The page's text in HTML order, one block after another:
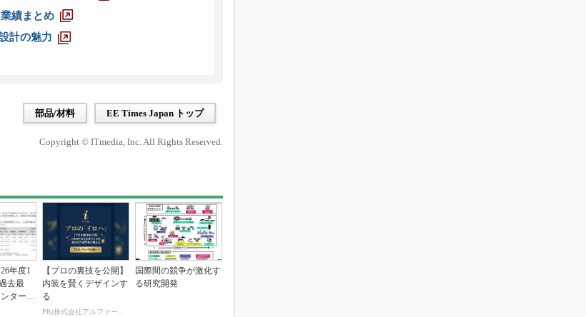
績まとめ
計の魅力
部品/材料 EE Times Japan トップ
Copyright © ITmedia, Inc. All Rights Reserved.
年度1
去最
ター関
【プロの裏技を公開】
内装を賢くデザインす
る
PR(株式会社アルファーテクノ)
国際間の競争が激化す
る研究開発